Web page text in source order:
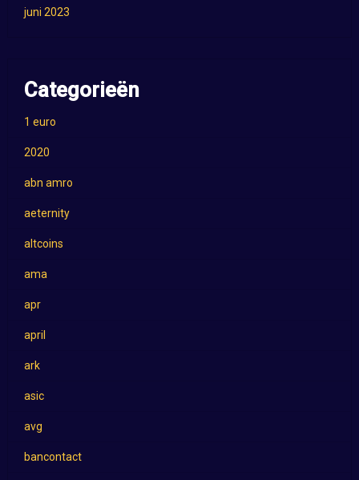
juni 2023
Categorieën
1 euro
2020
abn amro
aeternity
altcoins
ama
apr
april
ark
asic
avg
bancontact